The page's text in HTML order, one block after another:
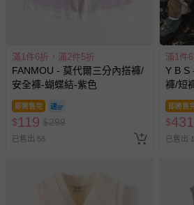
式、折價券與購物金的使用、退貨
媽咪愛客服中心。
預購商品：預購為海外同步代購，
助取消退款事宜。
商品如因「價格、組合」等錯誤原
償。
滿1件6折，滿2件5折
FANMOU - 莫代爾三分內搭褲/
安全褲-蝴蝶結-紫色
即將售完
$119 $299
已售出 58
滿1件
Y B S
褲/短
即將售
$431
已售出 1